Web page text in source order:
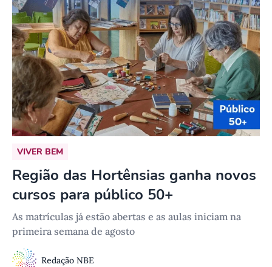
VIVER BEM
Região das Hortênsias ganha novos
cursos para público 50+
As matrículas já estão abertas e as aulas iniciam na
primeira semana de agosto
Redação NBE